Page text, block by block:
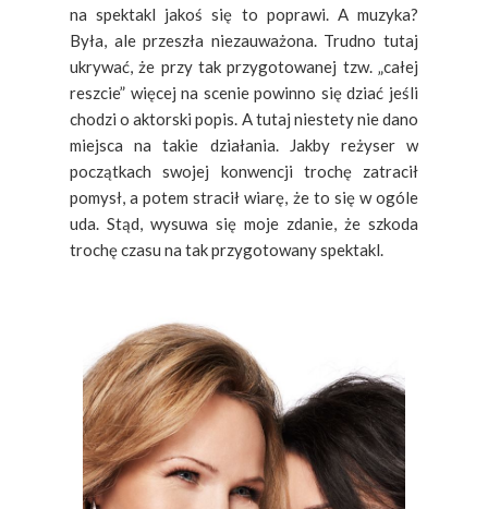
na spektakl jakoś się to poprawi. A muzyka?
Była, ale przeszła niezauważona. Trudno tutaj
ukrywać, że przy tak przygotowanej tzw. „całej
reszcie” więcej na scenie powinno się dziać jeśli
chodzi o aktorski popis. A tutaj niestety nie dano
miejsca na takie działania. Jakby reżyser w
początkach swojej konwencji trochę zatracił
pomysł, a potem stracił wiarę, że to się w ogóle
uda. Stąd, wysuwa się moje zdanie, że szkoda
trochę czasu na tak przygotowany spektakl.